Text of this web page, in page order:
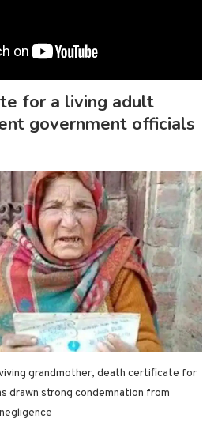
for a living adult
government officials
grandmother, death certificate for
drawn strong condemnation from